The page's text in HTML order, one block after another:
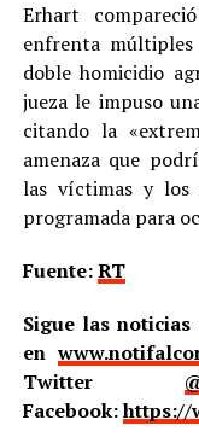
Erhart
enfrenta
doble homicidio
jueza le impuso
citando la
amenaza que
las víctimas y los
programada para
Fuente:RT
Sigue las
en
Twitter
Facebook:https://